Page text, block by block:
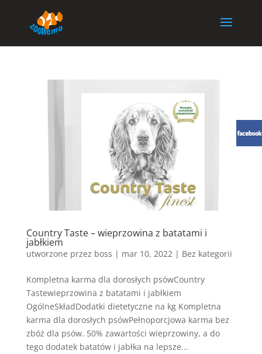
Country Taste – wieprzowina z batatami i
jabłkiem
utworzone przez boss | mar 10, 2022| Bez kategorii
Kompletna karma dla dorosłych psówCountry
Tastewieprzowina z batatami i jabłkiem
OgólneSkładDodatki dietetyczne na kg Kompletna
karma dla dorosłych psówPełnoporcjowa karma bez
zbóż dla psów. 50% zawartości wieprzowiny, a do
tego dodatek batatów i jabłka na lepsze...